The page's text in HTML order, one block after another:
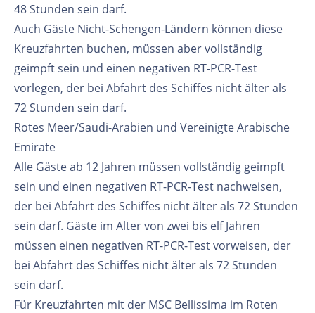
48 Stunden sein darf.
Auch Gäste Nicht-Schengen-Ländern können diese
Kreuzfahrten buchen, müssen aber vollständig
geimpft sein und einen negativen RT-PCR-Test
vorlegen, der bei Abfahrt des Schiffes nicht älter als
72 Stunden sein darf.
Rotes Meer/Saudi-Arabien und Vereinigte Arabische
Emirate
Alle Gäste ab 12 Jahren müssen vollständig geimpft
sein und einen negativen RT-PCR-Test nachweisen,
der bei Abfahrt des Schiffes nicht älter als 72 Stunden
sein darf. Gäste im Alter von zwei bis elf Jahren
müssen einen negativen RT-PCR-Test vorweisen, der
bei Abfahrt des Schiffes nicht älter als 72 Stunden
sein darf.
Für Kreuzfahrten mit der MSC Bellissima im Roten